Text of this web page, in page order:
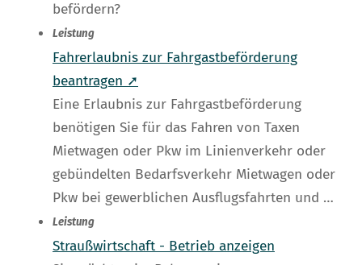
befördern?
Leistung
Fahrerlaubnis zur Fahrgastbeförderung
beantragen ➚
Eine Erlaubnis zur Fahrgastbeförderung
benötigen Sie für das Fahren von Taxen
Mietwagen oder Pkw im Linienverkehr oder
gebündelten Bedarfsverkehr Mietwagen oder
Pkw bei gewerblichen Ausflugsfahrten und …
Leistung
Straußwirtschaft - Betrieb anzeigen